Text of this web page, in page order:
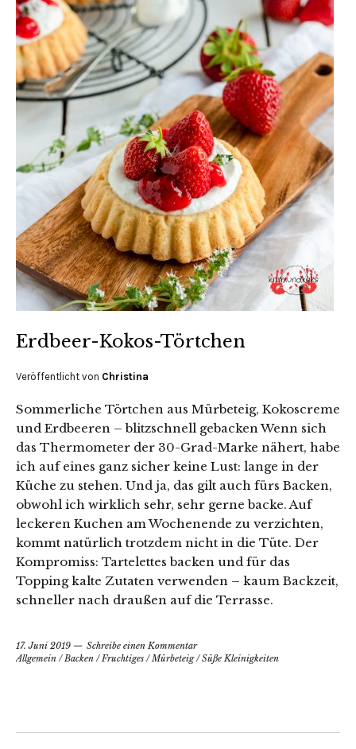
Erdbeer-Kokos-Törtchen
Veröffentlicht von Christina
Sommerliche Törtchen aus Mürbeteig, Kokoscreme
und Erdbeeren – blitzschnell gebacken Wenn sich
das Thermometer der 30-Grad-Marke nähert, habe
ich auf eines ganz sicher keine Lust: lange in der
Küche zu stehen. Und ja, das gilt auch fürs Backen,
obwohl ich wirklich sehr, sehr gerne backe. Auf
leckeren Kuchen am Wochenende zu verzichten,
kommt natürlich trotzdem nicht in die Tüte. Der
Kompromiss: Tartelettes backen und für das
Topping kalte Zutaten verwenden – kaum Backzeit,
schneller nach draußen auf die Terrasse.
17. Juni 2019
Schreibe einen Kommentar
Allgemein /Backen /Fruchtiges /Mürbeteig/Süße Kleinigkeiten